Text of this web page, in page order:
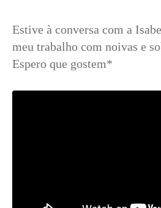
Estive à conversa com a
meu trabalho com noivas e
Espero que gostem*